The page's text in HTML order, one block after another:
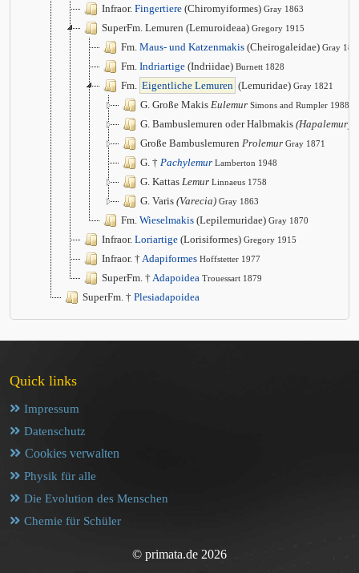
Infraor. Fingertiere (Chiromyiformes) Gray 1863
SuperFm. Lemuren (Lemuroideaa) Gregory 1915
Fm. Maus- und Katzenmakis (Cheirogaleidae) Gray
Fm. Indriartige (Indriidae) Burnett 1828
Fm. Eigentliche Lemuren (Lemuridae) Gray 1821
G. Große Makis Eulemur Simons and Rumpler 1988
G. Bambuslemuren oder Halbmakis (Hapalemur)
Große Bambuslemuren Prolemur Gray 1871
G. † Pachylemur Lamberton 1948
G. Kattas Lemur Linnaeus 1758
G. Varis (Varecia) Gray 1863
Fm. Wieselmakis (Lepilemuridae) Gray 1870
Infraor. Loriartige (Lorisiformes) Gregory 1915
Infraor. † Adapiformes Hoffstetter 1977
SuperFm. † Adapoidea Trouessart 1879
SuperFm. † Plesiadapoidea
Quick links
Impressum
Datenschutz
Cookies verwalten
Physik für alle
Die Evolution des Menschen
Chemie für Schüler
© primata.de 2026